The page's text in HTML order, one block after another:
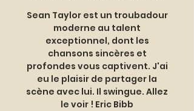
Sean Taylor est un troubadour
moderne au talent
exceptionnel, dont les
chansons sincères et
profondes vous captivent. J'ai
eu le plaisir de partager la
scène avec lui. Il swingue. Allez
le voir ! Eric Bibb